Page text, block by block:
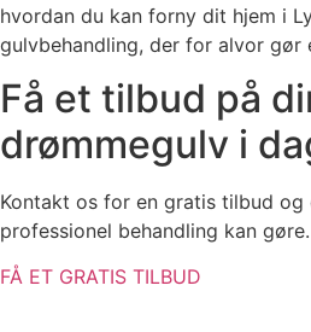
hvordan du kan forny dit hjem i
gulvbehandling, der for alvor gør
Få et tilbud på
drømmegulv i
Kontakt os for en gratis tilbud og
professionel behandling kan gøre.
FÅ ET GRATIS TILBUD